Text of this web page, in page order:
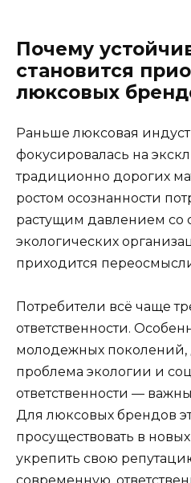
Почему
становится
люксовых
Раньше люксовая
фокусировалась на
традиционно дорогих
ростом осознанности
растущим давлением со
экологических
приходится
Потребители всё чаще
ответственности.
молодежных поколений,
проблема экологии и
ответственности —
Для люксовых брендов
просуществовать в
укрепить свою